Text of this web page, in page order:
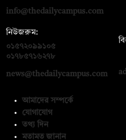
info@thedailycampus.com
নিউজরুম:
০১৫৭২০৯৯১০৫
০১৭৮৫৭১৬২৭৮
news@thedailycampus.com
আমাদের সম্পর্কে
যোগাযোগ
তথ্য দিন
মতামত জানান